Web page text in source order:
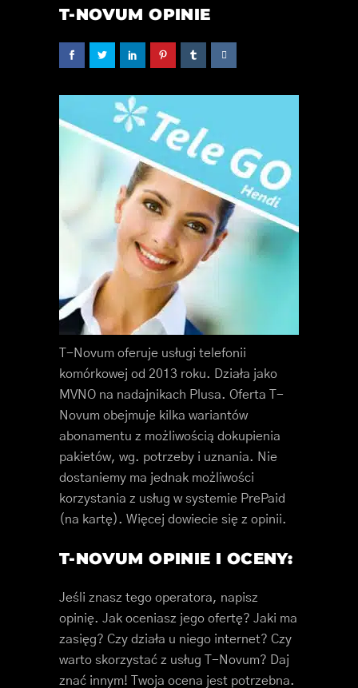
T-NOVUM OPINIE
T-Novum oferuje usługi telefonii
komórkowej od 2013 roku. Działa jako
MVNO na nadajnikach Plusa. Oferta T-
Novum obejmuje kilka wariantów
abonamentu z możliwością dokupienia
pakietów, wg. potrzeby i uznania. Nie
dostaniemy ma jednak możliwości
korzystania z usług w systemie PrePaid
(na kartę). Więcej dowiecie się z opinii.
T-NOVUM OPINIE I OCENY:
Jeśli znasz tego operatora, napisz
opinię. Jak oceniasz jego ofertę? Jaki ma
zasięg? Czy działa u niego internet? Czy
warto skorzystać z usług T-Novum? Daj
znać innym! Twoja ocena jest potrzebna.